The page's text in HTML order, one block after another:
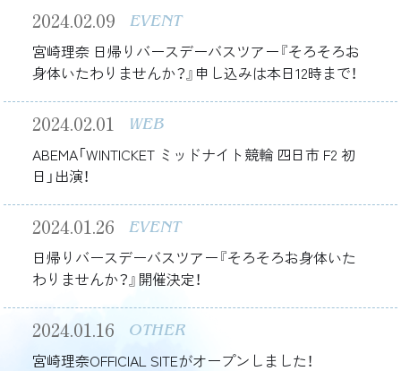
2024.02.09 EVENT
宮崎理奈 日帰りバースデーバスツアー『そろそろお
身体いたわりませんか？』申し込みは本日12時まで！
2024.02.01 WEB
ABEMA「WINTICKET ミッドナイト競輪 四日市 F2 初
日」出演！
2024.01.26 EVENT
日帰りバースデーバスツアー『そろそろお身体いた
わりませんか？』開催決定！
2024.01.16 OTHER
宮崎理奈OFFICIAL SITEがオープンしました！